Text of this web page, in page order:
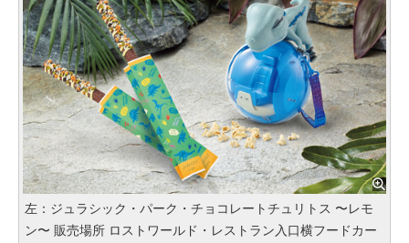
左：ジュラシック・パーク・チョコレートチュリトス 〜レモ
ン〜 販売場所 ロストワールド・レストラン入口横フードカー